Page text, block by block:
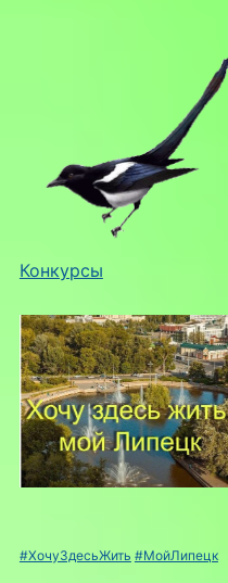
Конкурсы
#ХочуЗдесьЖить #МойЛипецк